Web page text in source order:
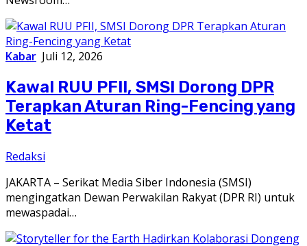
Kabar Juli 12, 2026
Kawal RUU PFII, SMSI Dorong DPR
Terapkan Aturan Ring-Fencing yang
Ketat
Redaksi
JAKARTA – Serikat Media Siber Indonesia (SMSI)
mengingatkan Dewan Perwakilan Rakyat (DPR RI) untuk
mewaspadai…